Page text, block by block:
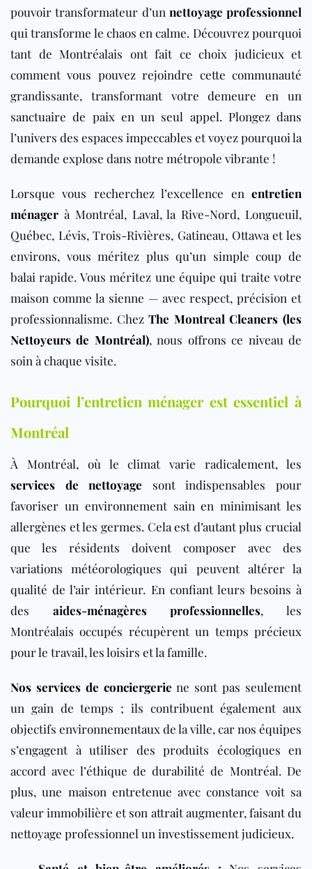
pouvoir transformateur d’un nettoyage professionnel
qui transforme le chaos en calme. Découvrez pourquoi
tant de Montréalais ont fait ce choix judicieux et
comment vous pouvez rejoindre cette communauté
grandissante, transformant votre demeure en un
sanctuaire de paix en un seul appel. Plongez dans
l’univers des espaces impeccables et voyez pourquoi la
demande explose dans notre métropole vibrante !
Lorsque vous recherchez l’excellence en entretien
ménager à Montréal, Laval, la Rive-Nord, Longueuil,
Québec, Lévis, Trois-Rivières, Gatineau, Ottawa et les
environs, vous méritez plus qu’un simple coup de
balai rapide. Vous méritez une équipe qui traite votre
maison comme la sienne — avec respect, précision et
professionnalisme. ChezThe Montreal Cleaners (les
Nettoyeurs de Montréal), nous offrons ce niveau de
soin à chaque visite.
Pourquoi l’entretien ménager est essentiel à
Montréal
À Montréal, où le climat varie radicalement, les
services de nettoyage sont indispensables pour
favoriser un environnement sain en minimisant les
allergènes et les germes. Cela est d’autant plus crucial
que les résidents doivent composer avec des
variations météorologiques qui peuvent altérer la
qualité de l’air intérieur. En confiant leurs besoins à
des aides-ménagères professionnelles, les
Montréalais occupés récupèrent un temps précieux
pour le travail, les loisirs et la famille.
Nos services de conciergerie ne sont pas seulement
un gain de temps ; ils contribuent également aux
objectifs environnementaux de la ville, car nos équipes
s’engagent à utiliser des produits écologiques en
accord avec l’éthique de durabilité de Montréal. De
plus, une maison entretenue avec constance voit sa
valeur immobilière et son attrait augmenter, faisant du
nettoyage professionnel un investissement judicieux.